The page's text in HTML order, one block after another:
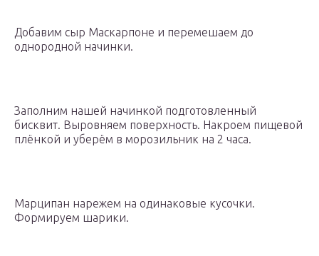
Добавим сыр Маскарпоне и перемешаем до
однородной начинки.
Заполним нашей начинкой подготовленный
бисквит. Выровняем поверхность. Накроем пищевой
плёнкой и уберём в морозильник на 2 часа.
Марципан нарежем на одинаковые кусочки.
Формируем шарики.